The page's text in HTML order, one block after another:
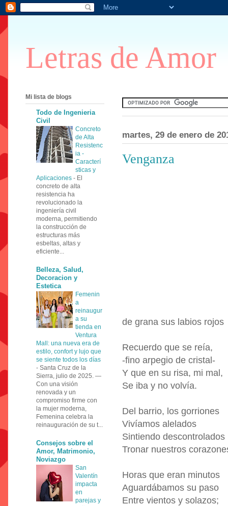
Letras de Amor
martes, 29 de enero de
Venganza
de grana sus labios rojos
Recuerdo que se reía,
-fino arpegio de cristal-
Y que en su risa, mi mal,
Se iba y no volvía.
Del barrio, los gorriones
Vivíamos alelados
Sintiendo descontrolados
Tronar nuestros
Horas que eran minutos
Aguardábamos su paso
Entre vientos y solazos;
Mi lista de blogs
Todo de Ingenieria
Civil
Concreto
de Alta
Resistenc
ia -
Caracterí
sticas y
Aplicaciones - El
concreto de alta
resistencia ha
revolucionado la
ingeniería civil
moderna, permitiendo
la construcción de
estructuras más
esbeltas, altas y
eficiente...
Belleza, Salud,
Decoracion y
Estetica
Femenin
a
reinaugur
a su
tienda en
Ventura
Mall: una nueva era de
estilo, confort y lujo que
se siente todos los días
- Santa Cruz de la
Sierra, julio de 2025. —
Con una visión
renovada y un
compromiso firme con
la mujer moderna,
Femenina celebra la
reinauguración de su t...
Consejos sobre el
Amor, Matrimonio,
Noviazgo
San
Valentín
impacta
en
parejas y